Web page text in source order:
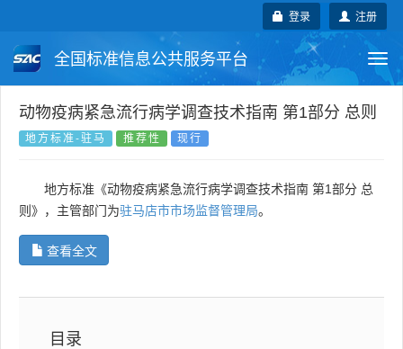
注册
登录
全国标准信息公共服务平台
国家标准 行业标准 地方标准
国外标准 技术委员会
动物疫病紧急流行病学调查技术指南 第1部分 总则
地方标准-驻马 推荐性 现行
地方标准《动物疫病紧急流行病学调查技术指南 第1部分 总
则》，主管部门为驻马店市市场监督管理局。
查看全文
目录